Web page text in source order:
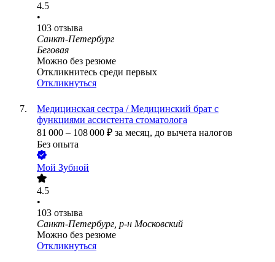
4.5
•
103 отзыва
Санкт-Петербург
Беговая
Можно без резюме
Откликнитесь среди первых
Откликнуться
Медицинская сестра / Медицинский брат с
функциями ассистента стоматолога
81 000 – 108 000 ₽ за месяц, до вычета налогов
Без опыта
Мой Зубной
4.5
•
103 отзыва
Санкт-Петербург, р-н Московский
Можно без резюме
Откликнуться